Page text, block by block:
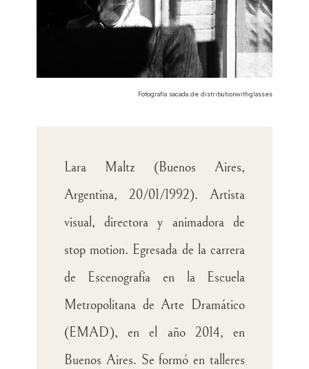
Fotografía sacada de distributionwithglasses
Lara Maltz (Buenos Aires,
Argentina, 20/01/1992). Artista
visual, directora y animadora de
stop motion. Egresada de la carrera
de Escenografía en la Escuela
Metropolitana de Arte Dramático
(EMAD), en el año 2014, en
Buenos Aires. Se formó en talleres